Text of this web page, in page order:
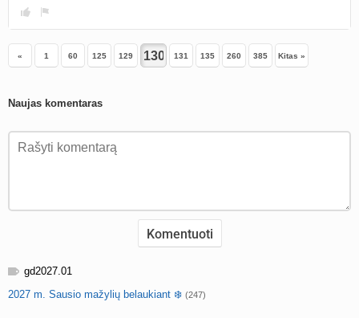
« 1 60 125 129 131 135 260 385 Kitas »
Naujas komentaras
gd2027.01
2027 m. Sausio mažylių belaukiant ❄️ (247)